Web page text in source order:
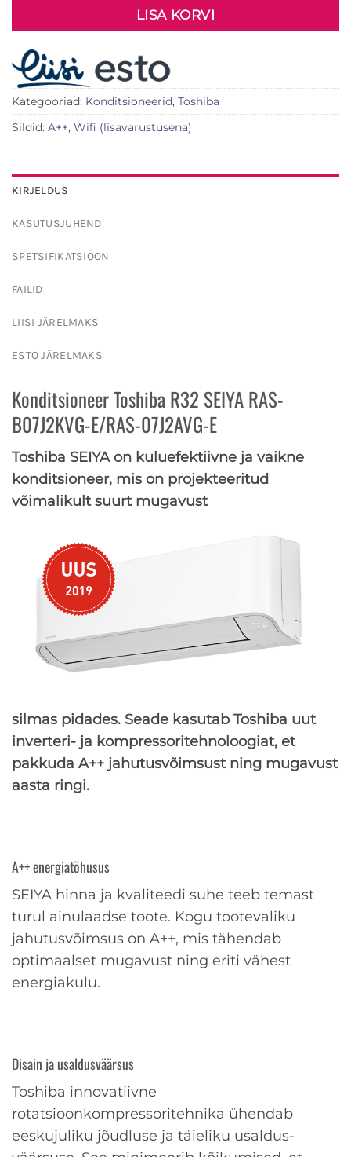
LISA KORVI
Kategooriad: Konditsioneerid, Toshiba
Sildid: A++, Wifi (lisavarustusena)
KIRJELDUS
KASUTUSJUHEND
SPETSIFIKATSIOON
FAILID
LIISI JÄRELMAKS
ESTO JÄRELMAKS
Konditsioneer Toshiba R32 SEIYA RAS-
B07J2KVG-E/RAS-07J2AVG-E
Toshiba SEIYA on kuluefektiivne ja vaikne
konditsioneer, mis on projekteeritud
võimalikult suurt mugavust
silmas pidades. Seade kasutab Toshiba uut
inverteri- ja kompressoritehnoloogiat, et
pakkuda A++ jahutusvõimsust ning mugavust
aasta ringi.
A++ energiatõhusus
SEIYA hinna ja kvaliteedi suhe teeb temast
turul ainulaadse toote. Kogu tootevaliku
jahutusvõimsus on A++, mis tähendab
optimaalset mugavust ning eriti vähest
energiakulu.
Disain ja usaldusväärsus
Toshiba innovatiivne
rotatsioonkompressoritehnika ühendab
eeskujuliku jõudluse ja täieliku usaldus-